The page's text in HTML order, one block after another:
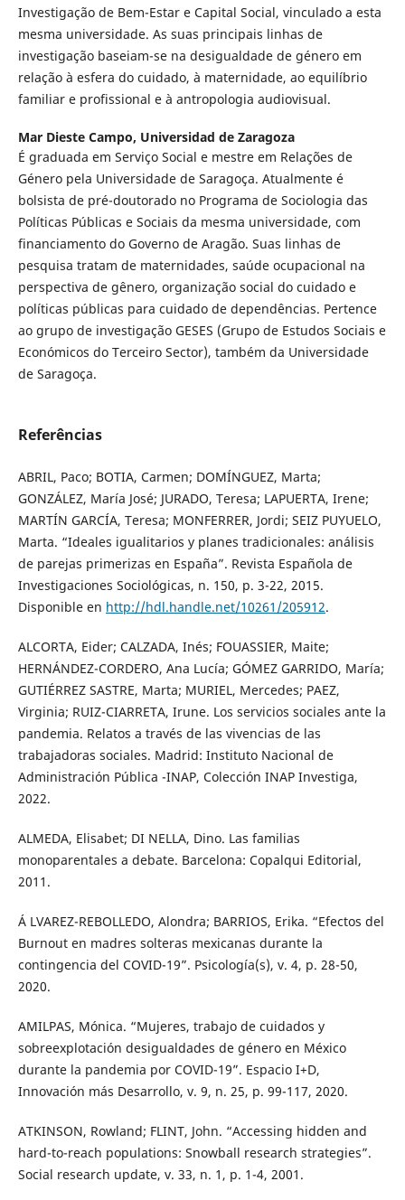
Investigação de Bem-Estar e Capital Social, vinculado a esta
mesma universidade. As suas principais linhas de
investigação baseiam-se na desigualdade de género em
relação à esfera do cuidado, à maternidade, ao equilíbrio
familiar e profissional e à antropologia audiovisual.
Mar Dieste Campo, Universidad de Zaragoza
É graduada em Serviço Social e mestre em Relações de
Género pela Universidade de Saragoça. Atualmente é
bolsista de pré-doutorado no Programa de Sociologia das
Políticas Públicas e Sociais da mesma universidade, com
financiamento do Governo de Aragão. Suas linhas de
pesquisa tratam de maternidades, saúde ocupacional na
perspectiva de gênero, organização social do cuidado e
políticas públicas para cuidado de dependências. Pertence
ao grupo de investigação GESES (Grupo de Estudos Sociais e
Económicos do Terceiro Sector), também da Universidade
de Saragoça.
Referências
ABRIL, Paco; BOTIA, Carmen; DOMÍNGUEZ, Marta;
GONZÁLEZ, María José; JURADO, Teresa; LAPUERTA, Irene;
MARTÍN GARCÍA, Teresa; MONFERRER, Jordi; SEIZ PUYUELO,
Marta. “Ideales igualitarios y planes tradicionales: análisis
de parejas primerizas en España”. Revista Española de
Investigaciones Sociológicas, n. 150, p. 3-22, 2015.
Disponible en http://hdl.handle.net/10261/205912.
ALCORTA, Eider; CALZADA, Inés; FOUASSIER, Maite;
HERNÁNDEZ-CORDERO, Ana Lucía; GÓMEZ GARRIDO, María;
GUTIÉRREZ SASTRE, Marta; MURIEL, Mercedes; PAEZ,
Virginia; RUIZ-CIARRETA, Irune. Los servicios sociales ante la
pandemia. Relatos a través de las vivencias de las
trabajadoras sociales. Madrid: Instituto Nacional de
Administración Pública -INAP, Colección INAP Investiga,
2022.
ALMEDA, Elisabet; DI NELLA, Dino. Las familias
monoparentales a debate. Barcelona: Copalqui Editorial,
2011.
Á LVAREZ-REBOLLEDO, Alondra; BARRIOS, Erika. “Efectos del
Burnout en madres solteras mexicanas durante la
contingencia del COVID-19”. Psicología(s), v. 4, p. 28-50,
2020.
AMILPAS, Mónica. “Mujeres, trabajo de cuidados y
sobreexplotación desigualdades de género en México
durante la pandemia por COVID-19”. Espacio I+D,
Innovación más Desarrollo, v. 9, n. 25, p. 99-117, 2020.
ATKINSON, Rowland; FLINT, John. “Accessing hidden and
hard-to-reach populations: Snowball research strategies”.
Social research update, v. 33, n. 1, p. 1-4, 2001.